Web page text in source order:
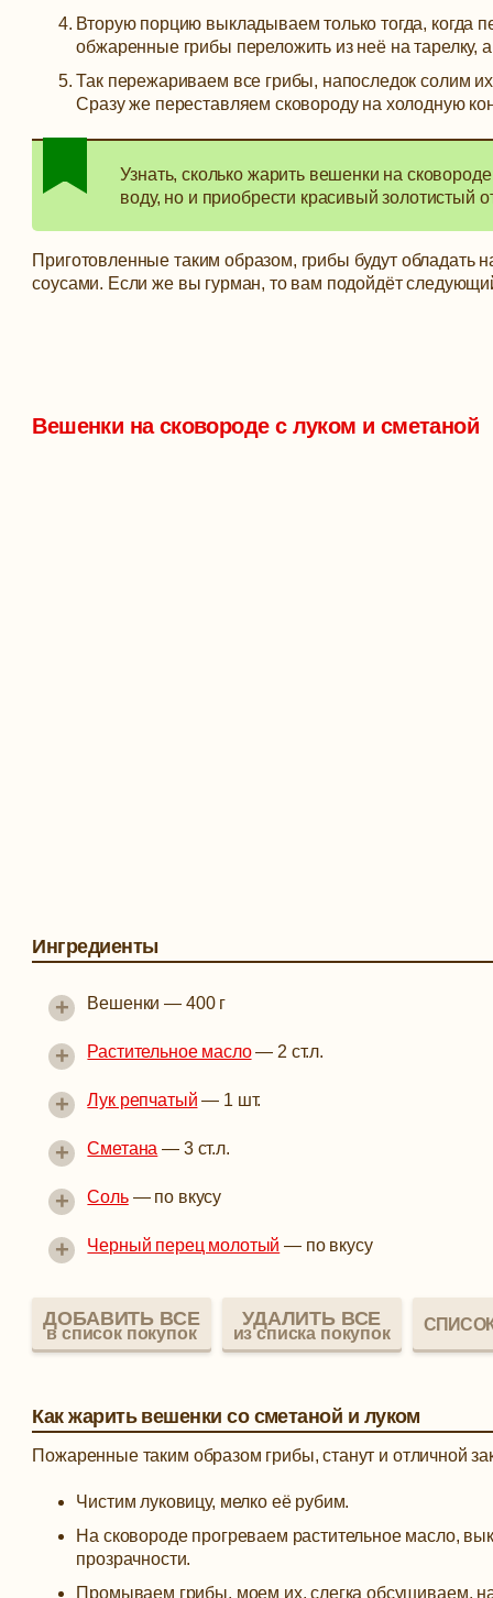
Вторую порцию выкладываем только тогда, когда
обжаренные грибы переложить из неё на тарелку,
Так пережариваем все грибы, напоследок солим
Сразу же переставляем сковороду на холодную
Узнать, сколько жарить вешенки на
воду, но и приобрести красивый золотистый
Приготовленные таким образом, грибы будут
соусами. Если же вы гурман, то вам подойдёт
Вешенки на сковороде с луком и сметаной
Ингредиенты
Вешенки — 400 г
+
Растительное масло— 2 ст.л.
+
Лук репчатый — 1 шт.
+
Сметана — 3 ст.л.
+
Соль— по вкусу
+
Черный перец молотый — по вкусу
+
ДОБАВИТЬ ВСЕ
в список покупок
УДАЛИТЬ ВСЕ
из списка покупок
Как жарить вешенки со сметаной и луком
Пожаренные таким образом грибы, станут и отличной
Чистим луковицу, мелко её рубим.
На сковороде прогреваем растительное масло,
прозрачности.
Промываем грибы, моем их, слегка обсушиваем,